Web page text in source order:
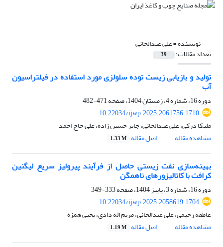
نویسنده =علی عبدالخانی
تعداد مقالات: 39
تولید و بازیابی زیست توده سلولزی مورد استفاده در فیلتراسیون
آب
دوره 16، شماره 4، زمستان 1404، صفحه
471-482
10.22034/ijwp.2025.2061756.1710
ملیکا درکی، علی عبدالخانی، جابر حسین زاده، علی حاج احمد
مشاهده مقاله
اصل مقاله 1.33 M
بهینه‌سازی نفت زیستی حاصل از فرآیند پیرولیز سریع لیگنین
کرافت با کاتالیزورهای ناهمگن
دوره 16، شماره 3، پاییز 1404، صفحه
333-349
10.22034/ijwp.2025.2058619.1704
عاطفه رحیمی، علی عبدالخانی، مریم اله دادی، یحیی همزه
مشاهده مقاله
اصل مقاله 1.19 M